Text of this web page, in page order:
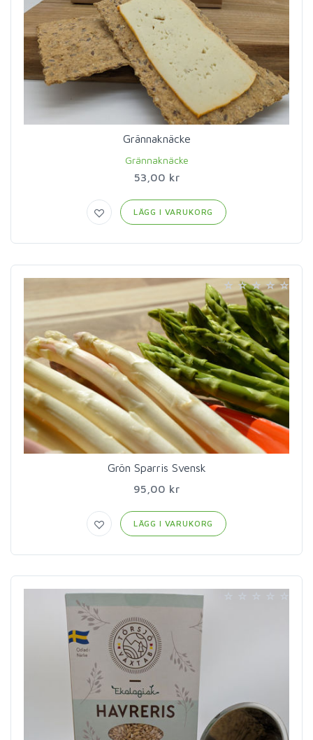
Grännaknäcke
Grännaknäcke
53,00 kr
LÄGG I VARUKORG
Grön Sparris Svensk
95,00 kr
LÄGG I VARUKORG